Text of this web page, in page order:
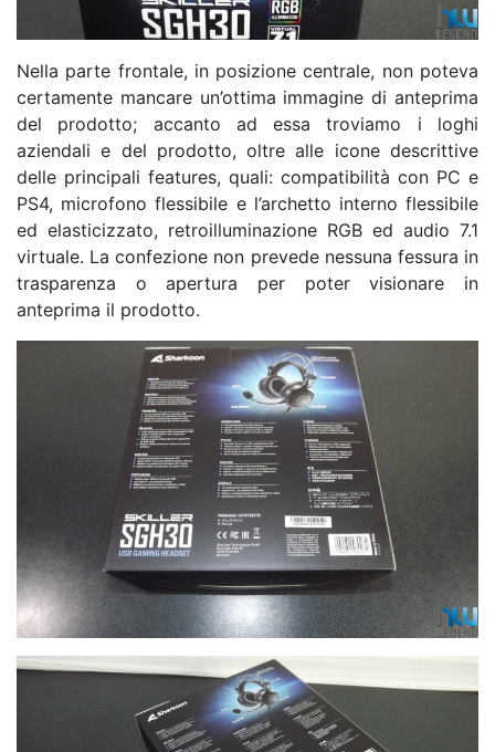
Nella parte frontale, in posizione centrale, non poteva
certamente mancare un’ottima immagine di anteprima
del prodotto; accanto ad essa troviamo i loghi
aziendali e del prodotto, oltre alle icone descrittive
delle principali features, quali: compatibilità con PC e
PS4, microfono flessibile e l’archetto interno flessibile
ed elasticizzato, retroilluminazione RGB ed audio 7.1
virtuale. La confezione non prevede nessuna fessura in
trasparenza o apertura per poter visionare in
anteprima il prodotto.